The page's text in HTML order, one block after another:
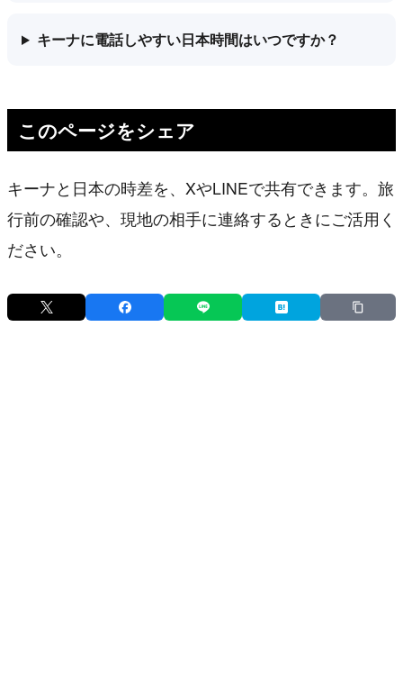
キーナに電話しやすい日本時間はいつですか？
このページをシェア
キーナと日本の時差を、XやLINEで共有できます。旅
行前の確認や、現地の相手に連絡するときにご活用く
ださい。